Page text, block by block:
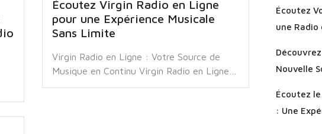
Écoutez Virgin Radio en Ligne
pour une Expérience Musicale
Sans Limite
Virgin Radio en Ligne : Votre Source de
Musique en Continu Virgin Radio en Ligne…
Écoutez
une
Nouvelle
Écoutez le
: Une